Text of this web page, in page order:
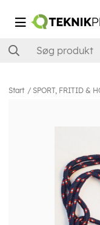
Start SPORT, FRITID &